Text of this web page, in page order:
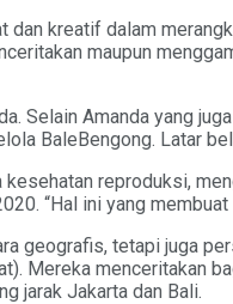
kreatif dalam
maupun
Selain Amanda yang
BaleBengong. Latar
reproduksi,
“Hal ini yang
geografis, tetapi juga
Mereka menceritakan
jarak Jakarta dan Bali.